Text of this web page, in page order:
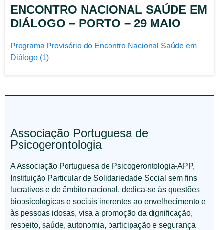
ENCONTRO NACIONAL SAÚDE EM
DIÁLOGO – PORTO – 29 MAIO
Programa Provisório do Encontro Nacional Saúde em
Diálogo (1)
Associação Portuguesa de
Psicogerontologia
A Associação Portuguesa de Psicogerontologia-APP,
Instituição Particular de Solidariedade Social sem fins
lucrativos e de âmbito nacional, dedica-se às questões
biopsicológicas e sociais inerentes ao envelhecimento e
às pessoas idosas, visa a promoção da dignificação,
respeito, saúde, autonomia, participação e segurança